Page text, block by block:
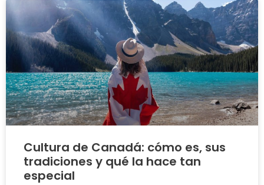
Cultura de Canadá: cómo es, sus
tradiciones y qué la hace tan
especial